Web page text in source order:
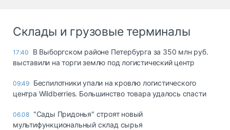
Склады и грузовые терминалы
17:40
В Выборгском районе Петербурга за 350 млн руб.
выставили на торги землю под логистический центр
09:49 Беспилотники упали на кровлю логистического
центра Wildberries. Большинство товара удалось спасти
06.08 "Сады Придонья" строят новый
мультифункциональный склад сырья